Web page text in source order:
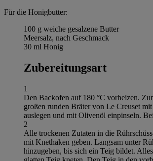
Für die Honigbutter:
100 g weiche gesalzene Butter
Meersalz, nach Geschmack
30 ml Honig
Zubereitungsart
1
Den Backofen auf 180 °C vorheizen.
großen runden Bräter von Le Creuset
auslegen und mit Olivenöl einpinseln.
2
Alle trockenen Zutaten in die
mit Knethaken geben. Langsam unter
hinzugeben, bis sich ein Teig bildet.